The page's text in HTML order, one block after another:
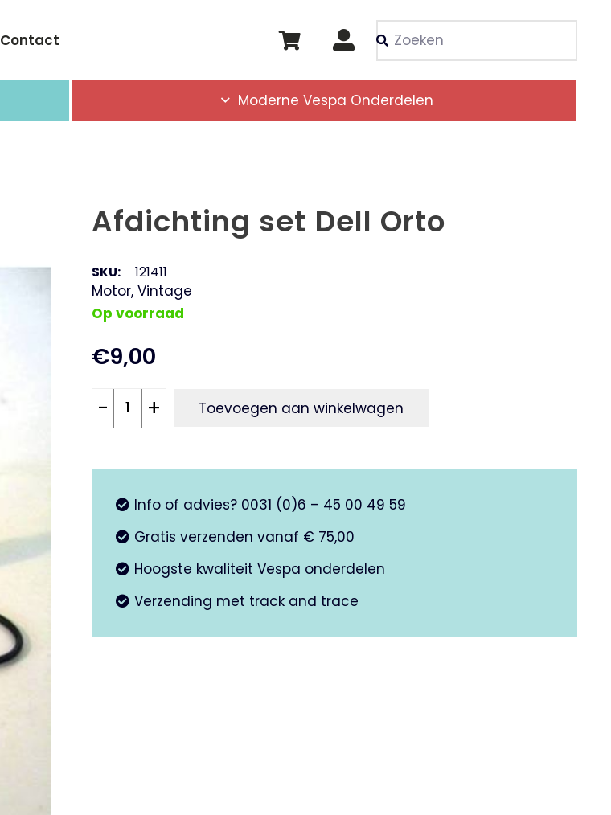
Contact
Als de resultaten voor
Moderne Vespa Onderdelen
Afdichting set Dell Orto
SKU: 121411
Motor, Vintage
Op voorraad
€9,00
Afdichting
Orto
- + Toevoegen aan winkelwagen
Info of advies? 0031 (0)6 – 45 00 49 59
Gratis verzenden vanaf € 75,00
Hoogste kwaliteit Vespa onderdelen
Verzending met track and trace